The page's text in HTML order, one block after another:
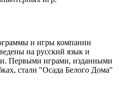
и игры компании
на русский язык и
Первыми играми, изданными
стали "Осада Белого Дома"